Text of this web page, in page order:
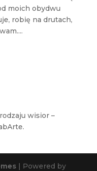
moich obydwu
robię na drutach,
wisior –
| Powered by